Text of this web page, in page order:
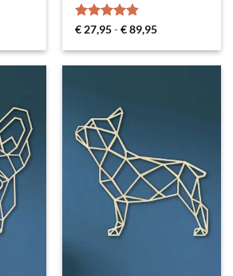
Gewaardeerd
€ 27,95-€89,95Prijsklasse:
tot